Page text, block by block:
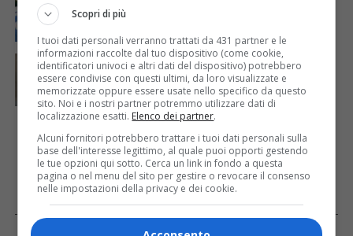
Arrivano 142 nuovi poliziotti in Friuli-Venezia Giulia:
61 saranno assegnati a Trieste
CRONACA & ATTUALITÀ 3 giorni fa
Mattia Ranghetti morto dopo l’infortunio alle
Ferriere Nord, i sindacati: «Tragedia inaccettabile»
Scopri di più
I tuoi dati personali verranno trattati da 431 partner e le
informazioni raccolte dal tuo dispositivo (come cookie,
identificatori univoci e altri dati del dispositivo) potrebbero
essere condivise con questi ultimi, da loro visualizzate e
memorizzate oppure essere usate nello specifico da questo
sito. Noi e i nostri partner potremmo utilizzare dati di
localizzazione esatti. Elenco dei partner.
Alcuni fornitori potrebbero trattare i tuoi dati personali sulla
base dell'interesse legittimo, al quale puoi opporti gestendo
le tue opzioni qui sotto. Cerca un link in fondo a questa
pagina o nel menu del sito per gestire o revocare il consenso
nelle impostazioni della privacy e dei cookie.